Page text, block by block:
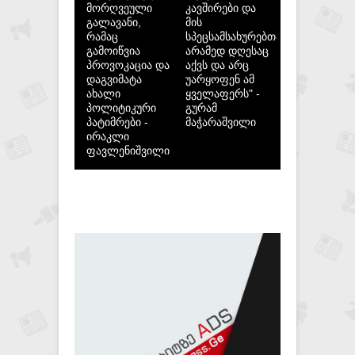
მორღვეული
გალავანი,
რამაც
გამოიწვია
პროვოკაცია და
დაგვიმატა
ახალი
პოლიტიკური
პატიმრები -
ირაკლი
ფავლენიშვილი
კავშირები და
მის
სპეცსამსახურებთან,
არამედ დღესაც
აქვს და არც
უარყოფენ ამ
ყველაფერს" -
გურამ
მაჭარაშვილი